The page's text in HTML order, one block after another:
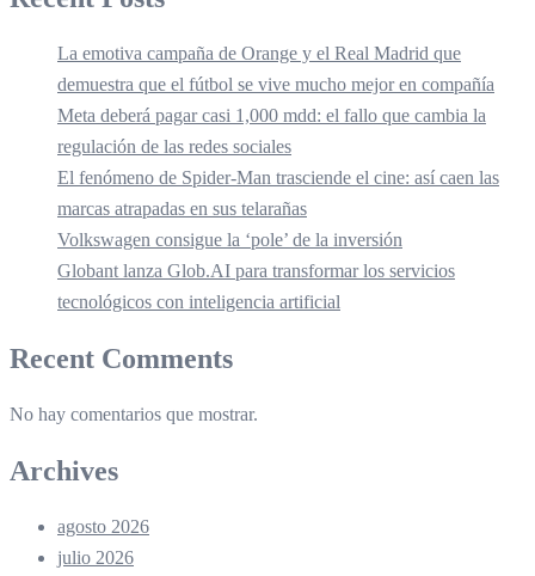
La emotiva campaña de Orange y el Real Madrid que
demuestra que el fútbol se vive mucho mejor en compañía
Meta deberá pagar casi 1,000 mdd: el fallo que cambia la
regulación de las redes sociales
El fenómeno de Spider-Man trasciende el cine: así caen las
marcas atrapadas en sus telarañas
Volkswagen consigue la ‘pole’ de la inversión
Globant lanza Glob.AI para transformar los servicios
tecnológicos con inteligencia artificial
Recent Comments
No hay comentarios que mostrar.
Archives
agosto 2026
julio 2026